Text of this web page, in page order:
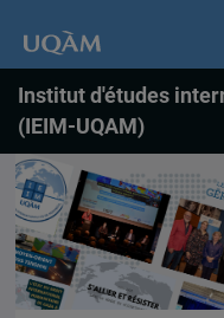
Institut d'études
(IEIM-UQAM)